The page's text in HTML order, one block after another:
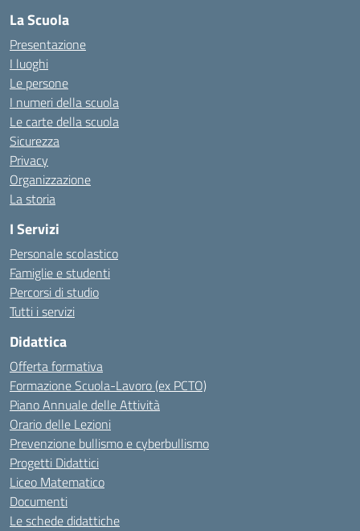
La Scuola
Presentazione
I luoghi
Le persone
I numeri della scuola
Le carte della scuola
Sicurezza
Privacy
Organizzazione
La storia
I Servizi
Personale scolastico
Famiglie e studenti
Percorsi di studio
Tutti i servizi
Didattica
Offerta formativa
Formazione Scuola-Lavoro (ex PCTO)
Piano Annuale delle Attività
Orario delle Lezioni
Prevenzione bullismo e cyberbullismo
Progetti Didattici
Liceo Matematico
Documenti
Le schede didattiche